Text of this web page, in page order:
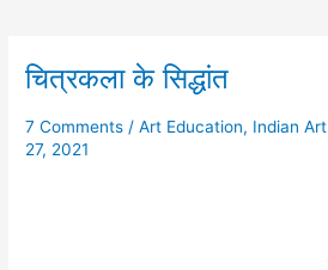
चित्रकला के सिद्धांत
7 Comments /Art Education, Indian Art
27, 2021
चित्रकला
सिद्धांत